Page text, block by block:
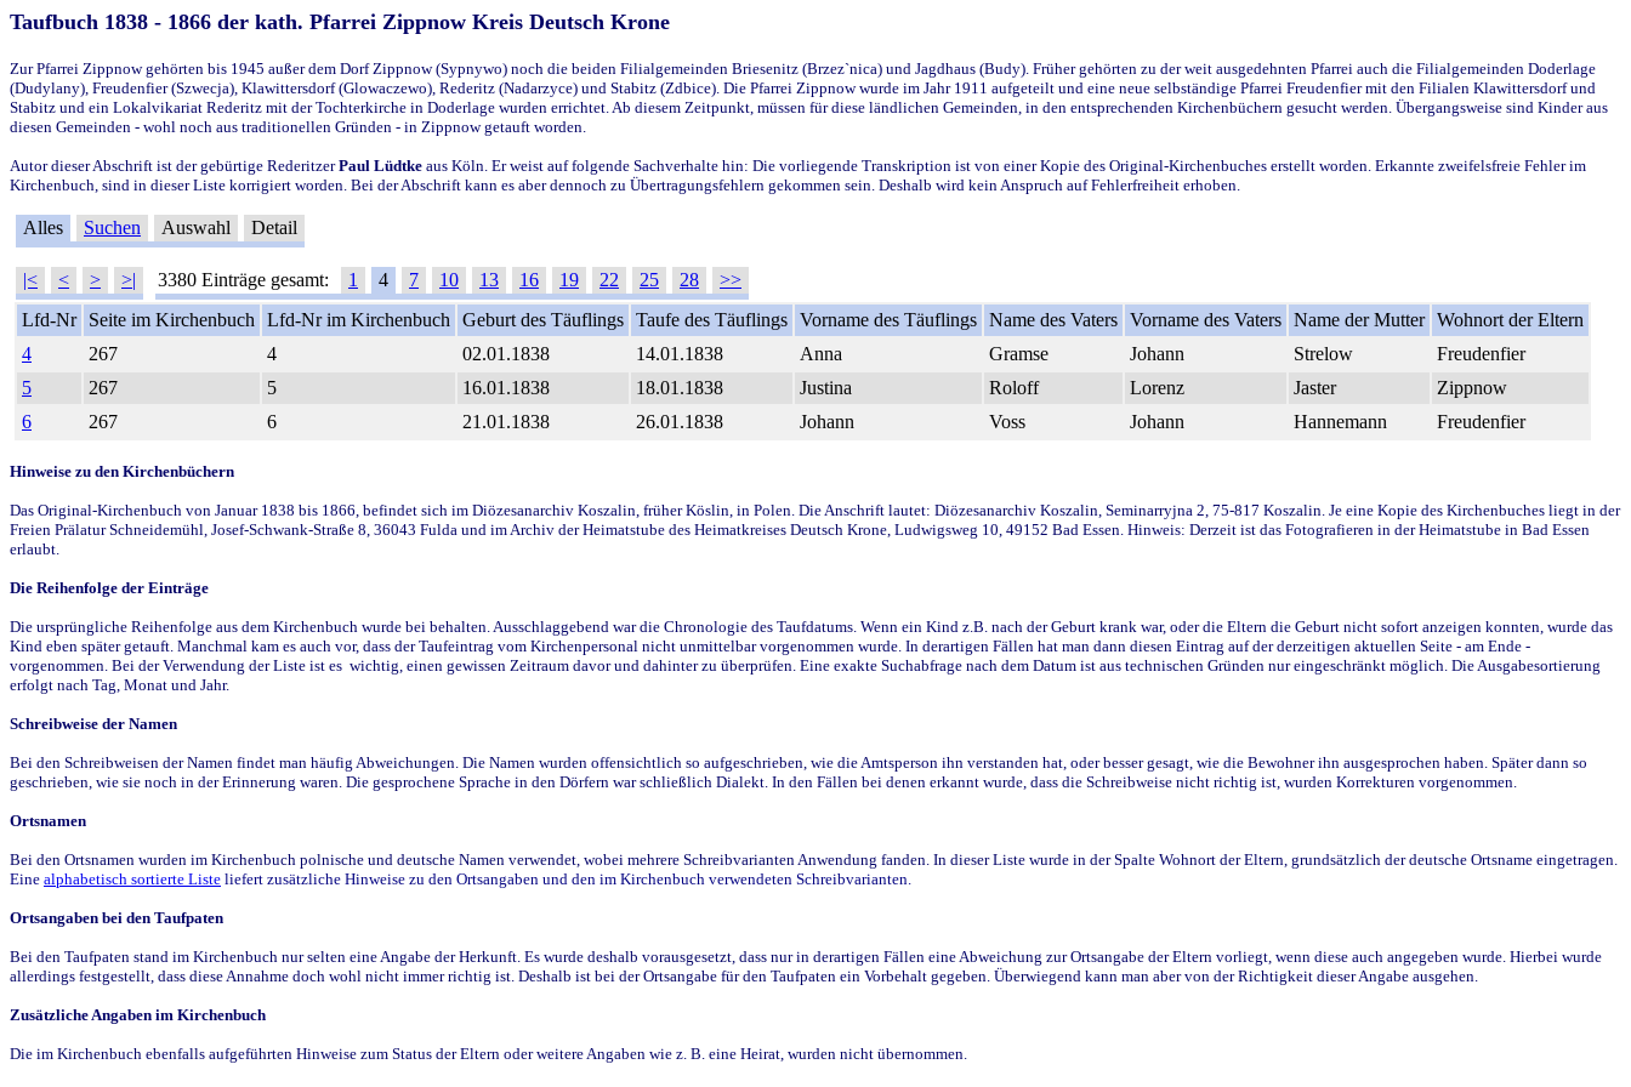
Taufbuch 1838 - 1866 der kath. Pfarrei Zippnow Kreis Deutsch Krone
Zur Pfarrei Zippnow gehörten bis 1945 außer dem Dorf Zippnow (Sypnywo) noch die beiden Filialgemeinden Briesenitz (Brzez`nica) und Jagdhaus (Budy). Früher gehörten zu der weit ausgedehnten Pfarrei auch die Filialgemeinden Doderlage
(Dudylany), Freudenfier (Szwecja), Klawittersdorf (Glowaczewo), Rederitz (Nadarzyce) und Stabitz (Zdbice). Die Pfarrei Zippnow wurde im Jahr 1911 aufgeteilt und eine neue selbständige Pfarrei Freudenfier mit den Filialen Klawittersdorf und
Stabitz und ein Lokalvikariat Rederitz mit der Tochterkirche in Doderlage wurden errichtet. Ab diesem Zeitpunkt, müssen für diese ländlichen Gemeinden, in den entsprechenden Kirchenbüchern gesucht werden. Übergangsweise sind Kinder aus
diesen Gemeinden - wohl noch aus traditionellen Gründen - in Zippnow getauft worden.
Autor dieser Abschrift ist der gebürtige RederitzerPaul Lüdtke aus Köln. Er weist auf folgende Sachverhalte hin: Die vorliegende Transkription ist von einer Kopie des Original-Kirchenbuches erstellt worden. Erkannte zweifelsfreie Fehler im
Kirchenbuch, sind in dieser Liste korrigiert worden. Bei der Abschrift kann es aber dennoch zu Übertragungsfehlern gekommen sein. Deshalb wird kein Anspruch auf Fehlerfreiheit erhoben.
Alles Suchen Auswahl Detail
|< < > >| 3380 Einträge gesamt: 1 4 7 10 13 16 19 22 25 28
>>
Lfd-Nr
Seite im Kirchenbuch Lfd-Nr im Kirchenbuch Geburt des Täuflings Taufe des Täuflings Vorname des Täuflings Name des Vaters Vorname des Vaters Name der Mutter Wohnort der Eltern
4
267 4 02.01.1838 14.01.1838 Anna Gramse Johann Strelow
Freudenfier
5
267 5 16.01.1838 18.01.1838 Justina Roloff Lorenz Jaster
Zippnow
6
267 6 21.01.1838 26.01.1838 Johann Voss Johann Hannemann Freudenfier
Hinweise zu den Kirchenbüchern
Das Original-Kirchenbuch von Januar 1838 bis 1866, befindet sich im Diözesanarchiv Koszalin, früher Köslin, in Polen. Die Anschrift lautet: Diözesanarchiv Koszalin, Seminarryjna 2, 75-817 Koszalin. Je eine Kopie des Kirchenbuches liegt in der
Freien Prälatur Schneidemühl, Josef-Schwank-Straße 8, 36043 Fulda und im Archiv der Heimatstube des Heimatkreises Deutsch Krone, Ludwigsweg 10, 49152 Bad Essen. Hinweis: Derzeit ist das Fotografieren in der Heimatstube in Bad Essen
erlaubt.
Die Reihenfolge der Einträge
Die ursprüngliche Reihenfolge aus dem Kirchenbuch wurde bei behalten. Ausschlaggebend war die Chronologie des Taufdatums. Wenn ein Kind z.B. nach der Geburt krank war, oder die Eltern die Geburt nicht sofort anzeigen konnten, wurde das
Kind eben später getauft. Manchmal kam es auch vor, dass der Taufeintrag vom Kirchenpersonal nicht unmittelbar vorgenommen wurde. In derartigen Fällen hat man dann diesen Eintrag auf der derzeitigen aktuellen Seite - am Ende -
vorgenommen. Bei der Verwendung der Liste ist es wichtig, einen gewissen Zeitraum davor und dahinter zu überprüfen. Eine exakte Suchabfrage nach dem Datum ist aus technischen Gründen nur eingeschränkt möglich. Die Ausgabesortierung
erfolgt nach Tag, Monat und Jahr.
Schreibweise der Namen
Bei den Schreibweisen der Namen findet man häufig Abweichungen. Die Namen wurden offensichtlich so aufgeschrieben, wie die Amtsperson ihn verstanden hat, oder besser gesagt, wie die Bewohner ihn ausgesprochen haben. Später dann so
geschrieben, wie sie noch in der Erinnerung waren. Die gesprochene Sprache in den Dörfern war schließlich Dialekt. In den Fällen bei denen erkannt wurde, dass die Schreibweise nicht richtig ist, wurden Korrekturen vorgenommen.
Ortsnamen
Bei den Ortsnamen wurden im Kirchenbuch polnische und deutsche Namen verwendet, wobei mehrere Schreibvarianten Anwendung fanden. In dieser Liste wurde in der Spalte Wohnort der Eltern, grundsätzlich der deutsche Ortsname eingetragen.
Eine alphabetisch sortierte Liste liefert zusätzliche Hinweise zu den Ortsangaben und den im Kirchenbuch verwendeten Schreibvarianten.
Ortsangaben bei den Taufpaten
Bei den Taufpaten stand im Kirchenbuch nur selten eine Angabe der Herkunft. Es wurde deshalb vorausgesetzt, dass nur in derartigen Fällen eine Abweichung zur Ortsangabe der Eltern vorliegt, wenn diese auch angegeben wurde. Hierbei wurde
allerdings festgestellt, dass diese Annahme doch wohl nicht immer richtig ist. Deshalb ist bei der Ortsangabe für den Taufpaten ein Vorbehalt gegeben. Überwiegend kann man aber von der Richtigkeit dieser Angabe ausgehen.
Zusätzliche Angaben im Kirchenbuch
Die im Kirchenbuch ebenfalls aufgeführten Hinweise zum Status der Eltern oder weitere Angaben wie z. B. eine Heirat, wurden nicht übernommen.